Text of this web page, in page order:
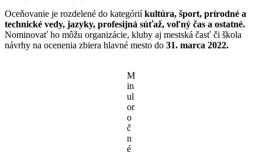
Oceňovanie je rozdelené do kategóriíkultúra, šport, prírodné a
technické vedy, jazyky, profesijná súťaž, voľný čas a ostatné.
Nominovať ho môžu organizácie, kluby aj mestská časť či škola
návrhy na ocenenia zbiera hlavné mesto do 31. marca 2022.
M
in
ul
or
o
č
n
é